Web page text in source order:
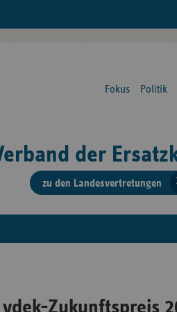
Fokus Politik
der
zu den Landesvertretungen
vdek-Zukunftspreis